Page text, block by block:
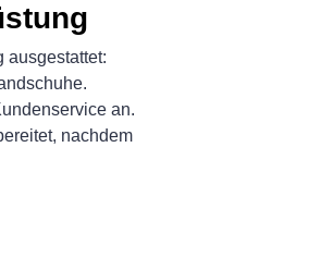
ausgestattet:
an.
nachdem